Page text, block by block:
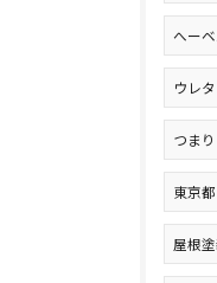
へー
ウレ
つまり
東京都
屋根